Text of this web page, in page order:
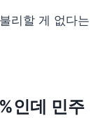
리할 게 없다는
인데 민주